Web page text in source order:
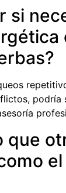
si
podría
que